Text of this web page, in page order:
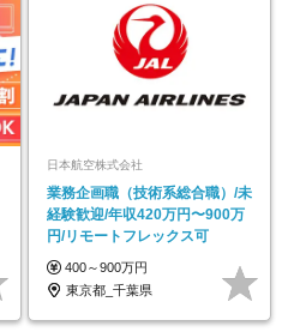
日本航空株式会社
業務企画職（技術系総合職）/未
経験歓迎/年収420万円〜900万
円/リモートフレックス可
400～900万円
東京都_千葉県